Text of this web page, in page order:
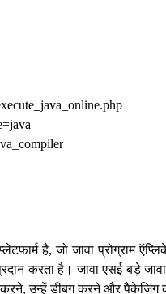
है, जो जावा प्रोग्राम
करता है। जावा एसई बड़े जावा
करने, उन्हें डीबग करने और